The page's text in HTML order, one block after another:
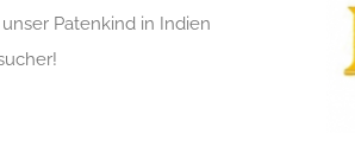
Patenkind in Indien